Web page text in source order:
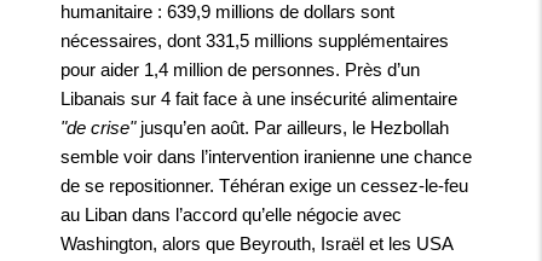
humanitaire : 639,9 millions de dollars sont
nécessaires, dont 331,5 millions supplémentaires
pour aider 1,4 million de personnes. Près d’un
Libanais sur 4 fait face à une insécurité alimentaire
"de crise"jusqu’en août. Par ailleurs, le Hezbollah
semble voir dans l’intervention iranienne une chance
de se repositionner. Téhéran exige un cessez-le-feu
au Liban dans l’accord qu’elle négocie avec
Washington, alors que Beyrouth, Israël et les USA